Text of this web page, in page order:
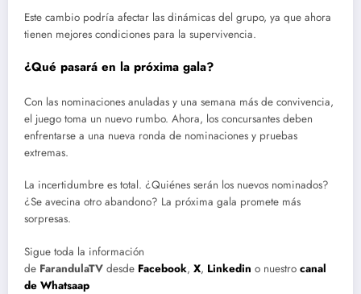
Este cambio podría afectar las dinámicas del grupo, ya que ahora
tienen mejores condiciones para la supervivencia.
¿Qué pasará en la próxima gala?
Con las nominaciones anuladas y una semana más de convivencia,
el juego toma un nuevo rumbo. Ahora, los concursantes deben
enfrentarse a una nueva ronda de nominaciones y pruebas
extremas.
La incertidumbre es total. ¿Quiénes serán los nuevos nominados?
¿Se avecina otro abandono? La próxima gala promete más
sorpresas.
Sigue toda la información
de FarandulaTV desde Facebook, X, Linkedin o nuestro canal
de Whatsaap